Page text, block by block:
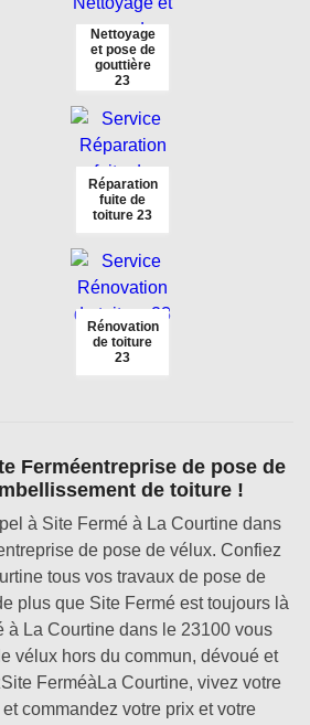
Nettoyage
et pose de
gouttière
23
Réparation
fuite de
toiture 23
Rénovation
de toiture
23
Ferméentreprise de pose de
de toiture !
à Site Fermé à La Courtine dans
de pose de vélux. Confiez
tous vos travaux de pose de
plus que Site Fermé est toujours là
à La Courtine dans le 23100 vous
vélux hors du commun, dévoué et
FerméàLa Courtine, vivez votre
commandez votre prix et votre